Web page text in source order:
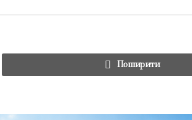
Поширити